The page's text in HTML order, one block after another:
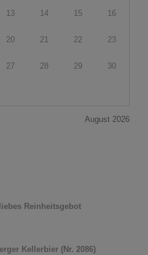
August 2026
13 14 15 16
20 21 22 23
27 28 29 30
Reinheitsgebot
Kellerbier (Nr. 2086)